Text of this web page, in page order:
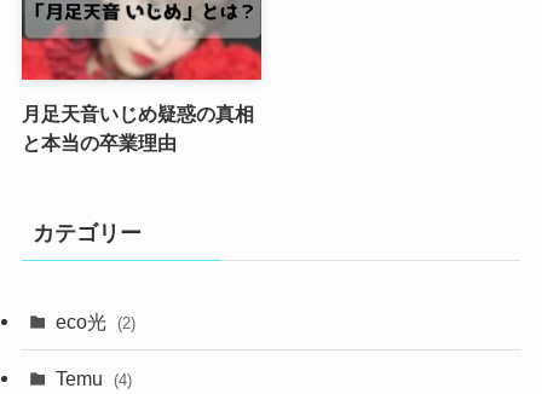
月足天音いじめ疑惑の真相
と本当の卒業理由
カテゴリー
eco光 (2)
Temu (4)